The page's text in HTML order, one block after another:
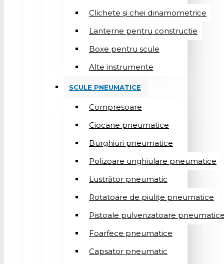
Clichete și chei dinamometrice
Lanterne pentru constructie
Boxe pentru scule
Alte instrumente
SCULE PNEUMATICE
Compresoare
Ciocane pneumatice
Burghiuri pneumatice
Polizoare unghiulare pneumatice
Lustrător pneumatic
Rotatoare de piulițe pneumatice
Pistoale pulverizatoare
Foarfece pneumatice
Capsator pneumatic